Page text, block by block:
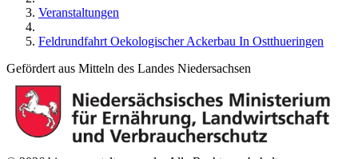
Veranstaltungen
Feldrundfahrt Oekologischer Ackerbau In Ostthueringen
Gefördert aus Mitteln des Landes Niedersachsen